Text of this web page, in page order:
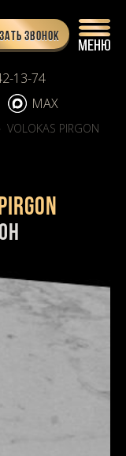
звонок
13-74
MAX
VOLOKAS PIRGON